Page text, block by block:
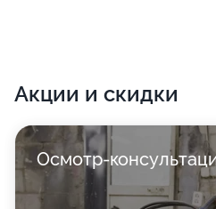
Акции и скидки
Осмотр-